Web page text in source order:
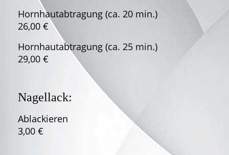
Hornhautabtragung (ca. 20 min.)
26,00 €
Hornhautabtragung (ca. 25 min.)
29,00 €
Nagellack:
Ablackieren
3,00 €